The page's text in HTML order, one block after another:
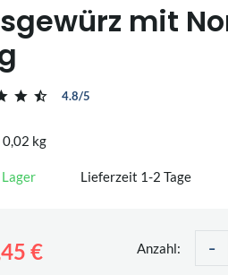
mit
4.8/5
0,02 kg
Lieferzeit 1-2 Tage
€ Anzahl: -